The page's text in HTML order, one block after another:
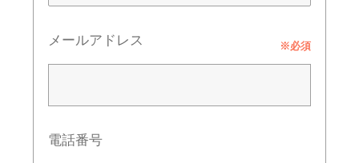
メールアドレス ※必須
電話番号